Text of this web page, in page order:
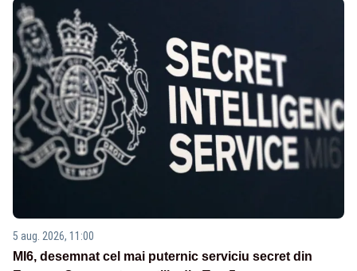
5 aug. 2026, 11:00
MI6, desemnat cel mai puternic serviciu secret din